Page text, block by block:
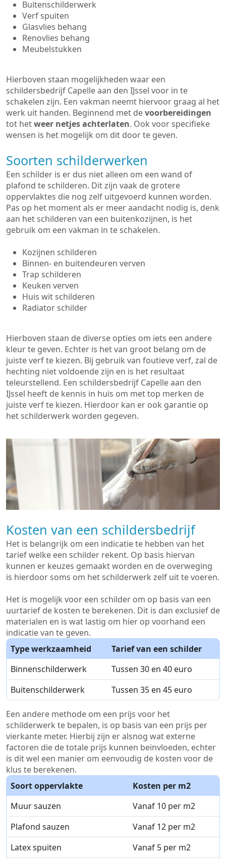
Buitenschilderwerk
Verf spuiten
Glasvlies behang
Renovlies behang
Meubelstukken
Hierboven staan mogelijkheden waar een
schildersbedrijf Capelle aan den IJssel voor in te
schakelen zijn. Een vakman neemt hiervoor graag al het
werk uit handen. Beginnend met devoorbereidingen
tot hetweer netjes achterlaten. Ook voor specifieke
wensen is het mogelijk om dit door te geven.
Soorten schilderwerken
Een schilder is er dus niet alleen om een wand of
plafond te schilderen. Dit zijn vaak de grotere
oppervlaktes die nog zelf uitgevoerd kunnen worden.
Pas op het moment als er meer aandacht nodig is, denk
aan het schilderen van een buitenkozijnen, is het
gebruik om een vakman in te schakelen.
Kozijnen schilderen
Binnen- en buitendeuren verven
Trap schilderen
Keuken verven
Huis wit schilderen
Radiator schilder
Hierboven staan de diverse opties om iets een andere
kleur te geven. Echter is het van groot belang om de
juiste verf te kiezen. Bij gebruik van foutieve verf, zal de
hechting niet voldoende zijn en is het resultaat
teleurstellend. Een schildersbedrijf Capelle aan den
IJssel heeft de kennis in huis om met top merken de
juiste verf te kiezen. Hierdoor kan er ook garantie op
het schilderwerk worden gegeven.
Kosten van een schildersbedrijf
Het is belangrijk om een indicatie te hebben van het
tarief welke een schilder rekent. Op basis hiervan
kunnen er keuzes gemaakt worden en de overweging
is hierdoor soms om het schilderwerk zelf uit te voeren.
Het is mogelijk voor een schilder om op basis van een
uurtarief de kosten te berekenen. Dit is dan exclusief de
materialen en is wat lastig om hier op voorhand een
indicatie van te geven.
Type werkzaamheid
Tarief van een schilder
Binnenschilderwerk
Tussen 30 en 40 euro
Buitenschilderwerk
Tussen 35 en 45 euro
Een andere methode om een prijs voor het
schilderwerk te bepalen, is op basis van een prijs per
vierkante meter. Hierbij zijn er alsnog wat externe
factoren die de totale prijs kunnen beïnvloeden, echter
is dit wel een manier om eenvoudig de kosten voor de
klus te berekenen.
Soort oppervlakte
Kosten per m2
Muur sauzen
Vanaf 10 per m2
Plafond sauzen
Vanaf 12 per m2
Latex spuiten
Vanaf 5 per m2